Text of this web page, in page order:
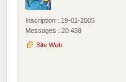
Inscription : 19-01-2005
Messages : 20 438
Site Web